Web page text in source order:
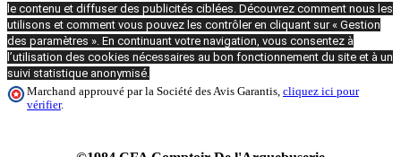
le contenu et diffuser des publicités ciblées. Découvrez comment nous les
utilisons et comment vous pouvez les contrôler en cliquant sur « Gestion
des paramètres ». En continuant votre navigation, vous consentez à
l’utilisation des cookies nécessaires au bon fonctionnement du site et à un
suivi statistique anonymisé.
Marchand approuvé par la Société des Avis Garantis, cliquez ici pour
vérifier.